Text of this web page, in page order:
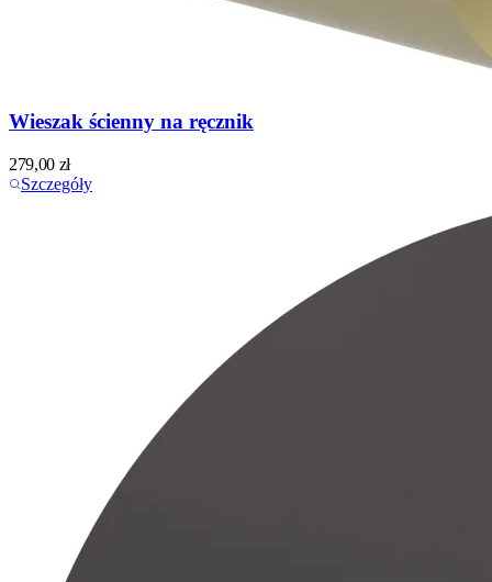
Wieszak ścienny na ręcznik
279,00 zł
Szczegóły